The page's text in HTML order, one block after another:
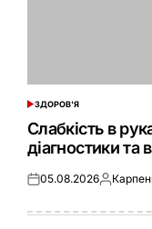
ОПУБЛІКУВАТИ
У
ЗДОРОВ'Я
Слабкість в
діагностики та
Оприлюднено
05.08.2026